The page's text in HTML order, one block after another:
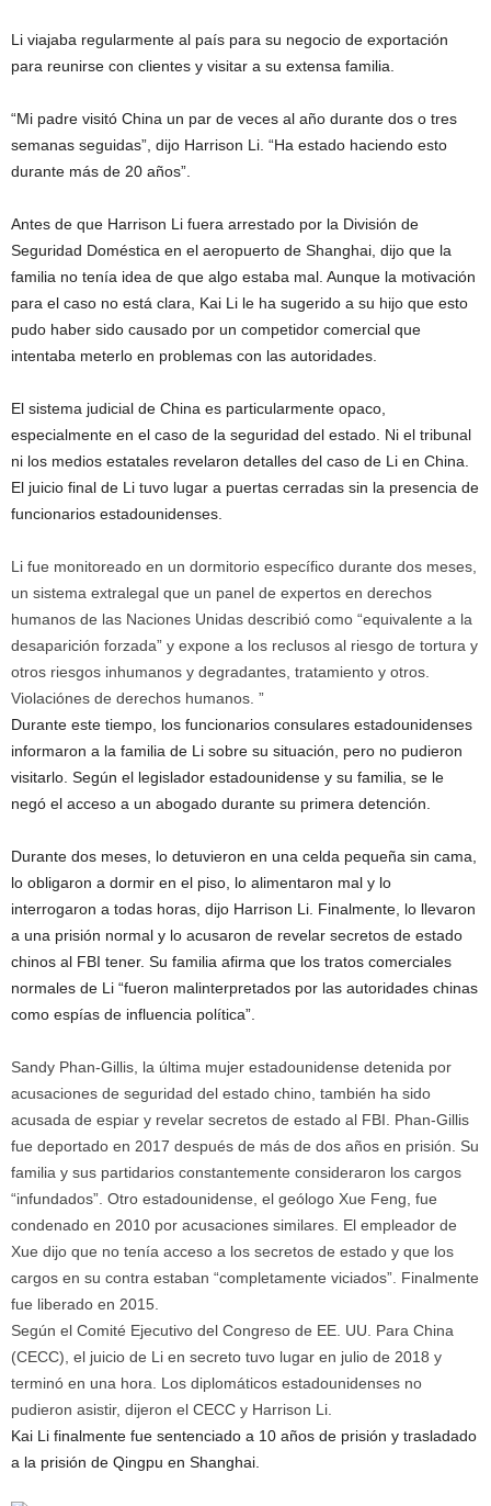
Li viajaba regularmente al país para su negocio de exportación
para reunirse con clientes y visitar a su extensa familia.
“Mi padre visitó China un par de veces al año durante dos o tres
semanas seguidas”, dijo Harrison Li. “Ha estado haciendo esto
durante más de 20 años”.
Antes de que Harrison Li fuera arrestado por la División de
Seguridad Doméstica en el aeropuerto de Shanghai, dijo que la
familia no tenía idea de que algo estaba mal. Aunque la motivación
para el caso no está clara, Kai Li le ha sugerido a su hijo que esto
pudo haber sido causado por un competidor comercial que
intentaba meterlo en problemas con las autoridades.
El sistema judicial de China es particularmente opaco,
especialmente en el caso de la seguridad del estado. Ni el tribunal
ni los medios estatales revelaron detalles del caso de Li en China.
El juicio final de Li tuvo lugar a puertas cerradas sin la presencia de
funcionarios estadounidenses.
Li fue monitoreado en un dormitorio específico durante dos meses,
un sistema extralegal que un panel de expertos en derechos
humanos de las Naciones Unidas describió como “equivalente a la
desaparición forzada” y expone a los reclusos al riesgo de tortura y
otros riesgos inhumanos y degradantes, tratamiento y otros.
Violaciónes de derechos humanos. ”
Durante este tiempo, los funcionarios consulares estadounidenses
informaron a la familia de Li sobre su situación, pero no pudieron
visitarlo. Según el legislador estadounidense y su familia, se le
negó el acceso a un abogado durante su primera detención.
Durante dos meses, lo detuvieron en una celda pequeña sin cama,
lo obligaron a dormir en el piso, lo alimentaron mal y lo
interrogaron a todas horas, dijo Harrison Li. Finalmente, lo llevaron
a una prisión normal y lo acusaron de revelar secretos de estado
chinos al FBI tener. Su familia afirma que los tratos comerciales
normales de Li “fueron malinterpretados por las autoridades chinas
como espías de influencia política”.
Sandy Phan-Gillis, la última mujer estadounidense detenida por
acusaciones de seguridad del estado chino, también ha sido
acusada de espiar y revelar secretos de estado al FBI. Phan-Gillis
fue deportado en 2017 después de más de dos años en prisión. Su
familia y sus partidarios constantemente consideraron los cargos
“infundados”. Otro estadounidense, el geólogo Xue Feng, fue
condenado en 2010 por acusaciones similares. El empleador de
Xue dijo que no tenía acceso a los secretos de estado y que los
cargos en su contra estaban “completamente viciados”. Finalmente
fue liberado en 2015.
Según el Comité Ejecutivo del Congreso de EE. UU. Para China
(CECC), el juicio de Li en secreto tuvo lugar en julio de 2018 y
terminó en una hora. Los diplomáticos estadounidenses no
pudieron asistir, dijeron el CECC y Harrison Li.
Kai Li finalmente fue sentenciado a 10 años de prisión y trasladado
a la prisión de Qingpu en Shanghai.